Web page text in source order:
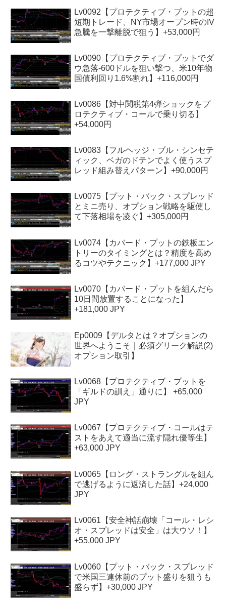
Lv0092【プロテクティブ・プットの超
短期トレード、NY市場オープン時のIV
急騰を一撃離脱で狙う】+53,000円
Lv0090【プロテクティブ・プットでダ
ウ急落‐600ドルを狙い撃つ、米10年物
国債利回り1.6%割れ】+116,000円
Lv0086【対中関税第4弾ショックをプ
ロテクティブ・コールで乗り切る】
+54,000円
Lv0083【フルヘッジ・ブル・シンセテ
ィック、ベガのドテンでよく使うスプ
レッド組み替えパターン】+90,000円
Lv0075【プット・バック・スプレッド
とミニ売り、オプション戦略を駆使し
て下落相場を凌ぐ】+305,000円
Lv0074【カバード・プットの鉄板エン
トリーのタイミングとは？精度を高め
るコツやテクニック】+177,000 JPY
Lv0070【カバード・プットを組んだら
10日間放置することになった】
+181,000 JPY
Ep0009【デルタとは？オプションの
世界へようこそ｜必須グリーク解説(2)
オプション取引】
Lv0068【プロテクティブ・プットを
「ギルドの訓え」通りに】 +65,000
JPY
Lv0067【プロテクティブ・コールはテ
ストをあえて適当に流す隠れ優等生】
+63,000 JPY
Lv0065【ロング・ストラングルを組ん
で逃げるように返済した話】+24,000
JPY
Lv0061【安全神話崩壊「コール・レシ
オ・スプレッドは安全」は大ウソ！】
+55,000 JPY
Lv0060【プット・バック・スプレッド
で米国三連休前のプット盛りを狙うも
盛らず】+30,000 JPY